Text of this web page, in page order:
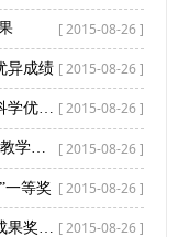
[ 2015-08-26 ]
异成绩 [ 2015-08-26 ]
[ 2015-08-26 ]
我校4项成果荣获2011年陕西省高等教育教学成果奖 [ 2015-08-26 ]
一等奖 [ 2015-08-26 ]
[ 2015-08-26 ]